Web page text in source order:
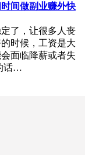
间做副业赚外快
了，让很多人丧
时候，工资是大
面临降薪或者失
话…